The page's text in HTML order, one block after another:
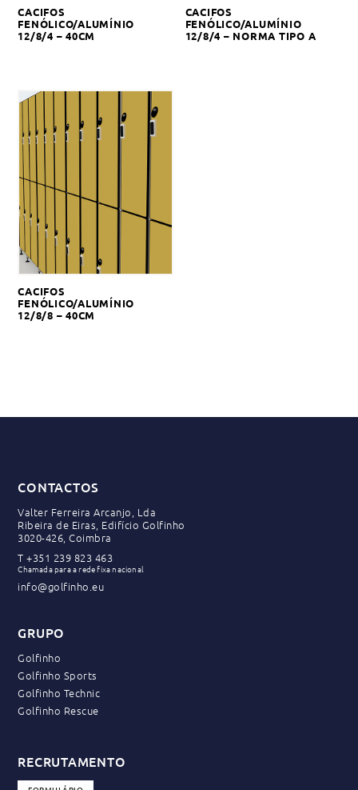
CACIFOS
FENÓLICO/ALUMÍNIO
12/8/4 – 40CM
CACIFOS
FENÓLICO/ALUMÍNIO
12/8/4 – NORMA TIPO A
CACIFOS
FENÓLICO/ALUMÍNIO
12/8/8 – 40CM
CONTACTOS
Valter Ferreira Arcanjo, Lda
Ribeira de Eiras, Edifício Golfinho
3020-426, Coimbra
T+351 239 823 463
Chamada para a rede fixa nacional
info@golfinho.eu
GRUPO
Golfinho
Golfinho Sports
Golfinho Technic
Golfinho Rescue
RECRUTAMENTO